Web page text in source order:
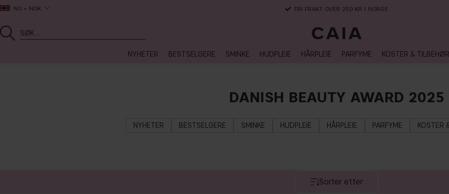
NO NOK FRI FRAKT OVER 250 KR I NORGE
NYHETER BESTSELGERE SMINKE HUDPLEIE HÅRPLEIE PARFYME KOSTER & TILBEHØR
DANISH BEAUTY AWARD 2025
NYHETER BESTSELGERE SMINKE HUDPLEIE HÅRPLEIE PARFYME KOSTER
Sorter etter